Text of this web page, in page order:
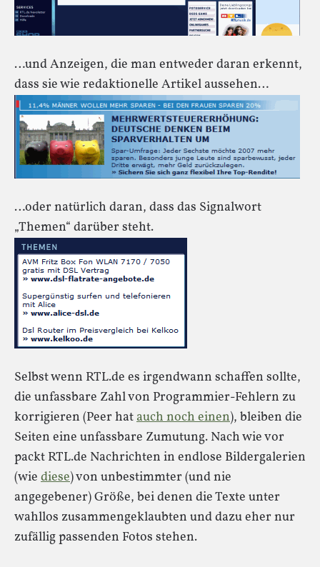
…und Anzeigen, die man entweder daran erkennt,
dass sie wie redaktionelle Artikel aussehen…
…oder natürlich daran, dass das Signalwort
„Themen“ darüber steht.
Selbst wenn RTL.de es irgendwann schaffen sollte,
die unfassbare Zahl von Programmier-Fehlern zu
korrigieren (Peer hatauch noch einen), bleiben die
Seiten eine unfassbare Zumutung. Nach wie vor
packt RTL.de Nachrichten in endlose Bildergalerien
(wie diese) von unbestimmter (und nie
angegebener) Größe, bei denen die Texte unter
wahllos zusammengeklaubten und dazu eher nur
zufällig passenden Fotos stehen.